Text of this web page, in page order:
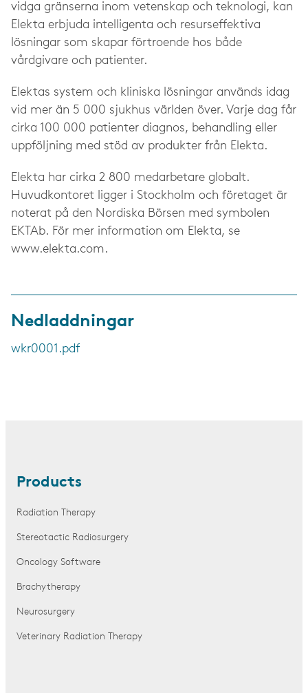
vidga gränserna inom vetenskap och teknologi, kan
Elekta erbjuda intelligenta och resurseffektiva
lösningar som skapar förtroende hos både
vårdgivare och patienter.
Elektas system och kliniska lösningar används idag
vid mer än 5 000 sjukhus världen över. Varje dag får
cirka 100 000 patienter diagnos, behandling eller
uppföljning med stöd av produkter från Elekta.
Elekta har cirka 2 800 medarbetare globalt.
Huvudkontoret ligger i Stockholm och företaget är
noterat på den Nordiska Börsen med symbolen
EKTAb. För mer information om Elekta, se
www.elekta.com.
Nedladdningar
wkr0001.pdf
Products
Radiation Therapy
Stereotactic Radiosurgery
Oncology Software
Brachytherapy
Neurosurgery
Veterinary Radiation Therapy